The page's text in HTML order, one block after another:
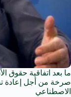
صرخة من أجل إعادة
الاصطناعي